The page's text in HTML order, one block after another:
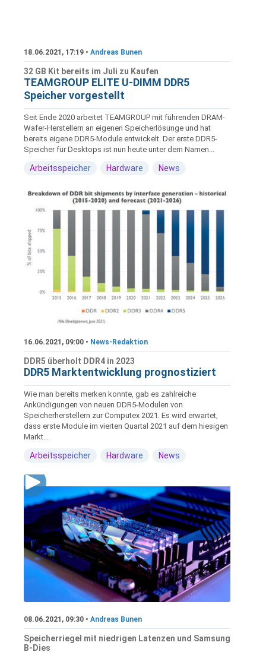
18.06.2021, 17:19 • Andreas Bunen
32 GB Kit bereits im Juli zu Kaufen
TEAMGROUP ELITE U-DIMM DDR5
Speicher vorgestellt
Seit Ende 2020 arbeitet TEAMGROUP mit führenden DRAM-
Wafer-Herstellern an eigenen Speicherlösunge und hat
bereits eigene DDR5-Module entwickelt. Der erste DDR5-
Speicher für Desktops ist nun heute unter dem Namen...
Arbeitsspeicher Hardware News
16.06.2021, 09:00 • News-Redaktion
DDR5 überholt DDR4 in 2023
DDR5 Marktentwicklung prognostiziert
Wie man bereits merken konnte, gab es zahlreiche
Ankündigungen von neuen DDR5-Modulen von
Speicherherstellern zur Computex 2021. Es wird erwartet,
dass erste Module im vierten Quartal 2021 auf dem hiesigen
Markt...
Arbeitsspeicher Hardware News
08.06.2021, 09:30 • Andreas Bunen
Speicherriegel mit niedrigen Latenzen und Samsung
B-Dies